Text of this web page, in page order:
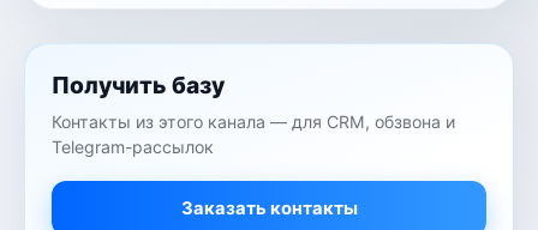
Получить базу
Контакты из этого канала — для CRM, обзвона и
Telegram-рассылок
Заказать контакты